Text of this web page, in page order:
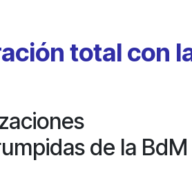
total con
de la BdM